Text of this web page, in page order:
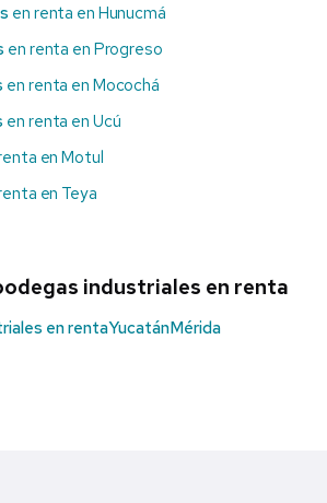
en renta en Hunucmá
en renta en Progreso
en renta en Mocochá
en renta en Ucú
en Motul
en Teya
industriales en renta
en rentaYucatánMérida